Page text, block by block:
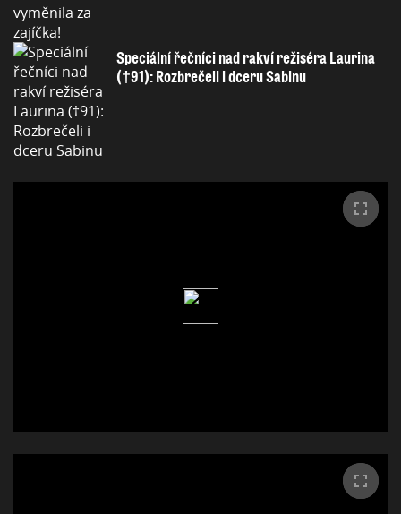
Speciální řečníci nad rakví režiséra Laurina
(†91): Rozbrečeli i dceru Sabinu